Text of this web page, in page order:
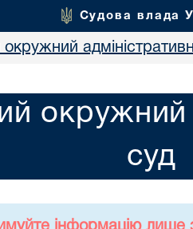
Судова влада
окружний
окружний
суд